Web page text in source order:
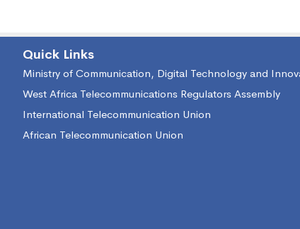
Quick Links
Ministry of Communication, Digital Technology and
West Africa Telecommunications Regulators Assembly
International Telecommunication Union
African Telecommunication Union